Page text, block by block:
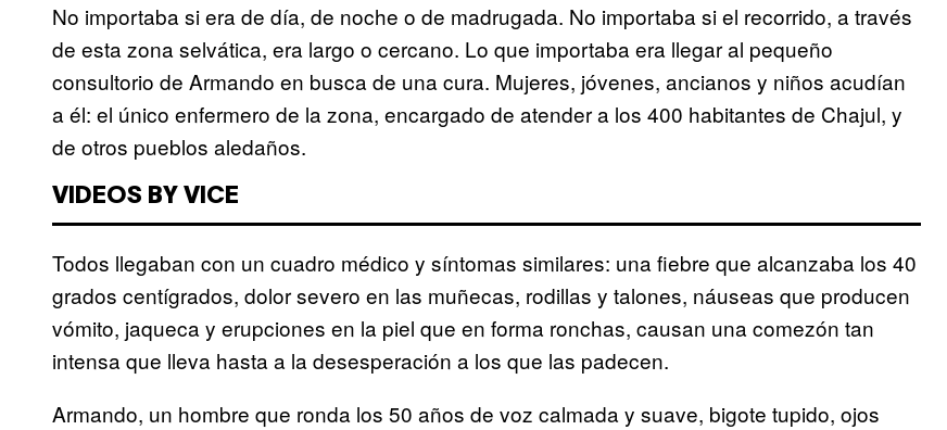
No importaba si era de día, de noche o de madrugada. No importaba si el recorrido, a través
de esta zona selvática, era largo o cercano. Lo que importaba era llegar al pequeño
consultorio de Armando en busca de una cura. Mujeres, jóvenes, ancianos y niños acudían
a él: el único enfermero de la zona, encargado de atender a los 400 habitantes de Chajul, y
de otros pueblos aledaños.
VIDEOS BY VICE
Todos llegaban con un cuadro médico y síntomas similares: una fiebre que alcanzaba los 40
grados centígrados, dolor severo en las muñecas, rodillas y talones, náuseas que producen
vómito, jaqueca y erupciones en la piel que en forma ronchas, causan una comezón tan
intensa que lleva hasta a la desesperación a los que las padecen.
Armando, un hombre que ronda los 50 años de voz calmada y suave, bigote tupido, ojos